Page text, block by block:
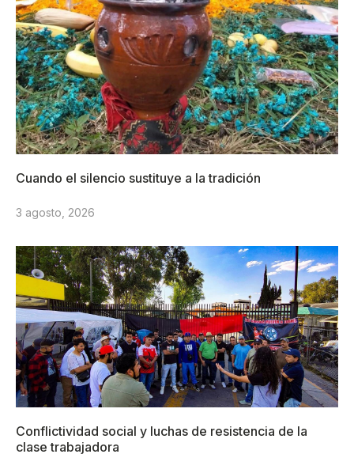
Cuando el silencio sustituye a la tradición
3 agosto, 2026
Conflictividad social y luchas de resistencia de la
clase trabajadora